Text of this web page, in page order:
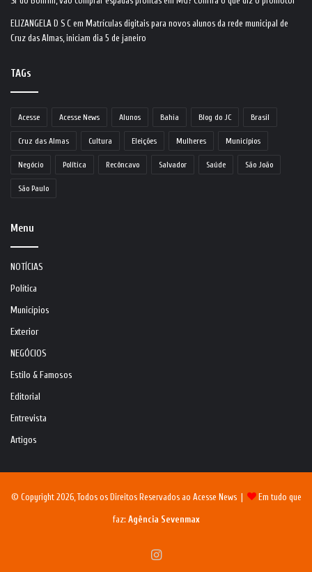
ELIZANGELA D S C em Matrículas digitais para novos alunos da rede municipal de
Cruz das Almas, iniciam dia 5 de janeiro
TAGs
Acesse Acesse News Alunos Bahia Blog do JC Brasil
Cruz das Almas Cultura Eleições Mulheres Municípios
Negócio Política Recôncavo Salvador Saúde São João
São Paulo
Menu
NOTÍCIAS
Política
Municípios
Exterior
NEGÓCIOS
Estilo & Famosos
Editorial
Entrevista
Artigos
© Copyright 2026, Todos os Direitos Reservados ao Acesse News | Em tudo que
faz: Agência Sevenmax
Instagram